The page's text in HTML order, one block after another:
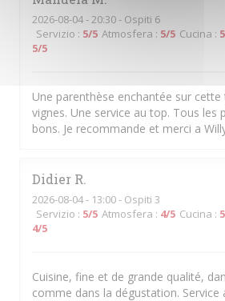
2026-08-04- 20:30 - Ospiti 6
Servizio : 5/5 Atmosfera : 5/5 Cucina : 5
5/5
Une parenthèse enchantée sur
vignes. Une service au top. Tous les
bons. Je recommande et merci a
Didier R
2026-08-04- 13:00 - Ospiti 3
Servizio : 5/5 Atmosfera : 4/5 Cucina : 5
4/5
Cuisine, fine et de grande qualité,
comme dans la dégustation. Service